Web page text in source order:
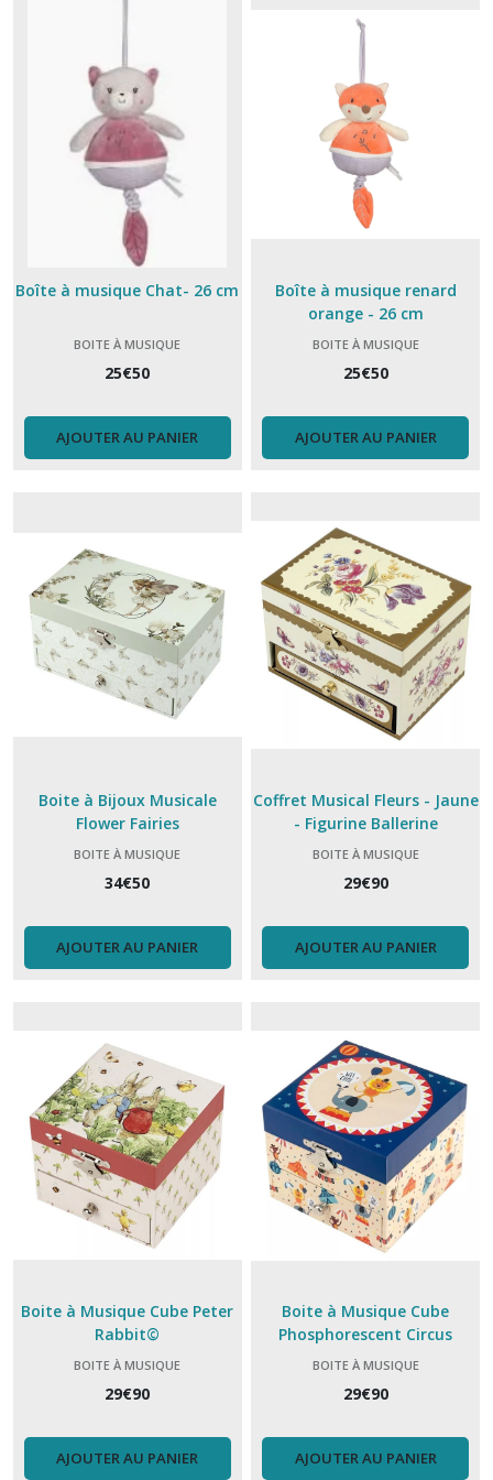
Boîte à musique Chat- 26 cm
BOITE À MUSIQUE
25€50
AJOUTER AU PANIER
Boîte à musique renard
orange - 26 cm
BOITE À MUSIQUE
25€50
AJOUTER AU PANIER
Boite à Bijoux Musicale
Flower Fairies
BOITE À MUSIQUE
34€50
AJOUTER AU PANIER
Coffret Musical Fleurs - Jaune
- Figurine Ballerine
BOITE À MUSIQUE
29€90
AJOUTER AU PANIER
Boite à Musique Cube Peter
Rabbit©
BOITE À MUSIQUE
29€90
AJOUTER AU PANIER
Boite à Musique Cube
Phosphorescent Circus
BOITE À MUSIQUE
29€90
AJOUTER AU PANIER
table
enfant
Boite
Afficher